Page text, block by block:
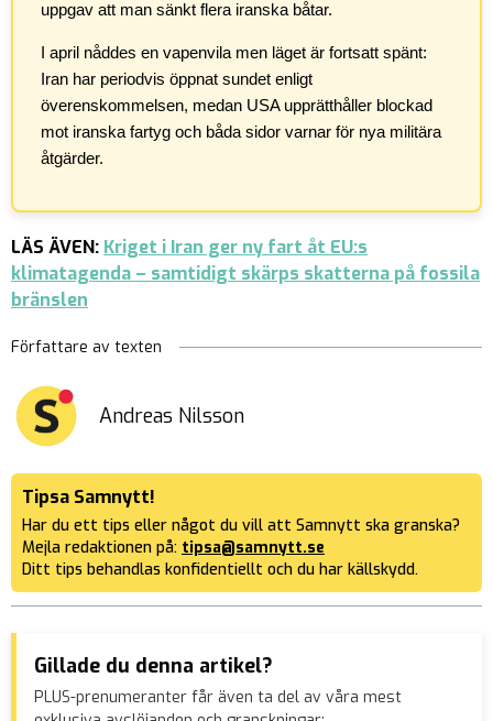
uppgav att man sänkt flera iranska båtar.
I april nåddes en vapenvila men läget är fortsatt spänt:
Iran har periodvis öppnat sundet enligt
överenskommelsen, medan USA upprätthåller blockad
mot iranska fartyg och båda sidor varnar för nya militära
åtgärder.
LÄS ÄVEN: Kriget i Iran ger ny fart åt EU:s
klimatagenda – samtidigt skärps skatterna på fossila
bränslen
Författare av texten
Andreas Nilsson
Tipsa Samnytt!
Har du ett tips eller något du vill att Samnytt ska granska?
Mejla redaktionen på: tipsa@samnytt.se
Ditt tips behandlas konfidentiellt och du har källskydd.
Gillade du denna artikel?
PLUS-prenumeranter får även ta del av våra mest